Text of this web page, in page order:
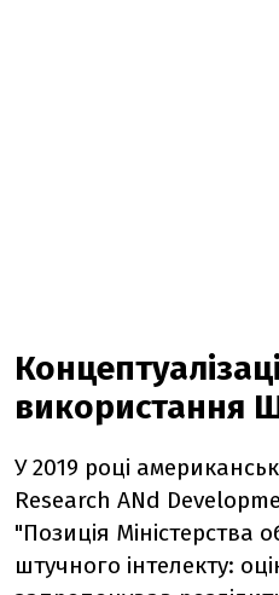
використання
У 2019 році
Research ANd
"Позиція Міністерства
штучного інтелекту: